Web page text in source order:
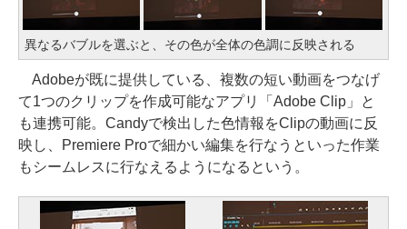
異なるバブルを選ぶと、その色が全体の色調に反映される
Adobeが既に提供している、複数の短い動画をつなげ
て1つのクリップを作成可能なアプリ「Adobe Clip」と
も連携可能。Candyで検出した色情報をClipの動画に反
映し、Premiere Proで細かい編集を行なうといった作業
もシームレスに行なえるようになるという。